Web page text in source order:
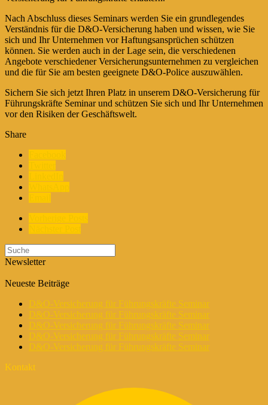
Nach Abschluss dieses Seminars werden Sie ein grundlegendes
Verständnis für die D&O-Versicherung haben und wissen, wie Sie
sich und Ihr Unternehmen vor Haftungsansprüchen schützen
können. Sie werden auch in der Lage sein, die verschiedenen
Angebote verschiedener Versicherungsunternehmen zu vergleichen
und die für Sie am besten geeignete D&O-Police auszuwählen.
Sichern Sie sich jetzt Ihren Platz in unserem D&O-Versicherung für
Führungskräfte Seminar und schützen Sie sich und Ihr Unternehmen
vor den Risiken der Geschäftswelt.
Share
Newsletter
Neueste Beiträge
D&O-Versicherung für Führungskräfte Seminar
D&O-Versicherung für Führungskräfte Seminar
D&O-Versicherung für Führungskräfte Seminar
D&O-Versicherung für Führungskräfte Seminar
D&O-Versicherung für Führungskräfte Seminar
Kontakt